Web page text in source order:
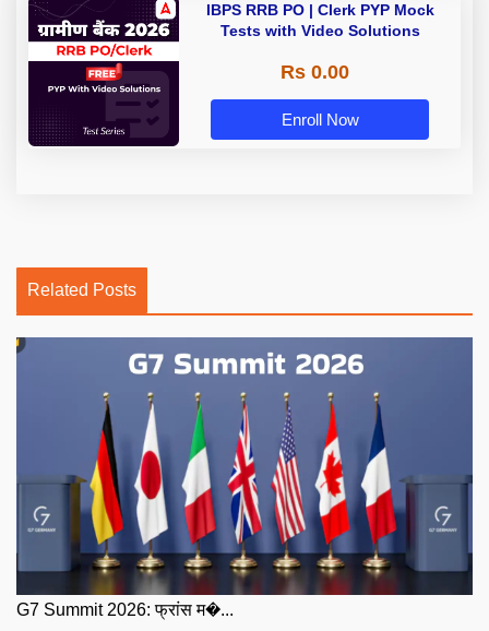
IBPS RRB PO | Clerk PYP Mock
Tests with Video Solutions
Rs 0.00
Enroll Now
Related Posts
G7 Summit 2026: फ्रांस म�...